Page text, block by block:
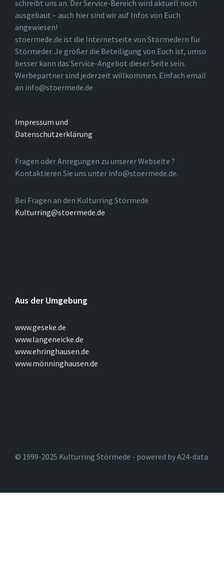
schreibt uns an. Der Service-Bereich wird aktuell noch
ausgebaut – auch hier sind wir auf Infos von Euch
angewiesen!
stoermede.de ist die Internetseite von Störmedern für
Störmeder. Je größer die Beteiligung von Euch ist, umso
besser kann das Service-Angebot dieser Seite sein.
Werbepartner sind jederzeit willkommen. Einfach email
an info@stoermede.de
Impressum und
Datenschutzerklärung
Fragen oder Anregungen zu unserer Webseite ?
Kontaktieren Sie uns unter info@stoermede.de.
Bei Fragen an den Kulturring Störmede
Kulturring@stoermede.de
Aus der Umgebung
www.geseke.de
www.langeneicke.de
www.ehringhausen.de
www.mönninghausen.de
© 1999-2025 Kulturring Störmede - powered by A24-data